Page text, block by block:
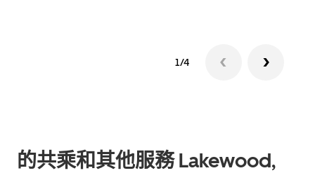
1/4
的共乘和其他服務 Lakewood,